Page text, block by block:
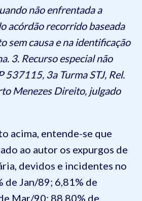
não enfrentada a
acórdão recorrido baseada
sem causa e na identificação
3. Recurso especial não
537115, 3a Turma STJ, Rel.
Menezes Direito, julgado
acima, entende-se que
ao autor os expurgos de
devidos e incidentes no
de Jan/89; 6,81% de
Mar/90; 88,80% de